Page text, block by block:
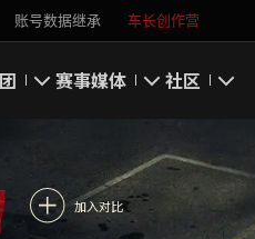
账号数据继承 车长创作营
战
赛事媒体
游戏壁纸
社区
我的资料
搜索玩家
加入对比